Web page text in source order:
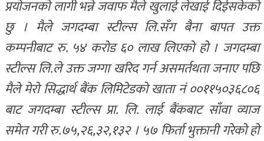
प्रयोजनको लागी भन्ने जवाफ मैले खुलाई लेखाई दिईसकेको
छु । मैले जगदम्बा स्टील्स लि.सँग बैना बापत उक्त
कम्पनीबाट रु. ५४ करोड ६० लाख लिएको हो । जगदम्बा
स्टील्स लि.ले उक्त जग्गा खरिद गर्न असमर्तथता जनाए पछि
मैले मेरो सिद्धार्थ बैंक लिमिटेडको खाता नं ००११५०३६८०६
बाट जगदम्बा स्टील्स प्रा. लि. लाई बैंकबाट साँवा व्याज
समेत गरी रु.७५,२६,३२,१३२ । ५७ फिर्ता भुक्तानी गरेको हो